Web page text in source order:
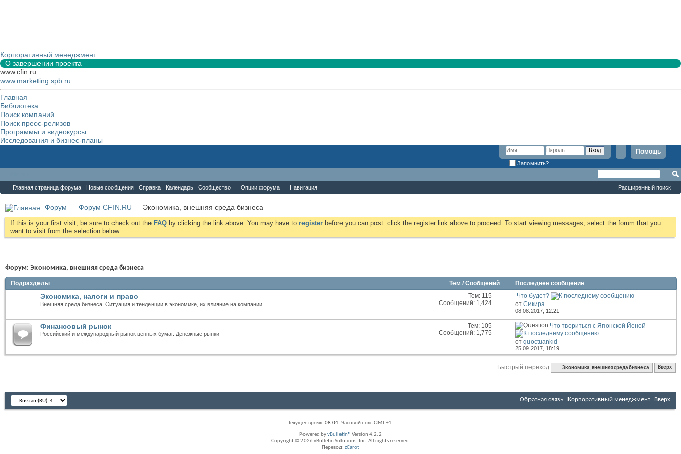
Корпоративный менеджмент
О завершении проекта
www.cfin.ru
www.marketing.spb.ru
Главная
Библиотека
Поиск компаний
Поиск пресс-релизов
Программы и видеокурсы
Исследования и бизнес-планы
Помощь
Запомнить?
Главная страница форума Новые сообщения Справка Календарь Сообщество Опции форума Навигация Расширенный поиск
Форум Форум CFIN.RU Экономика, внешняя среда бизнеса
If this is your first visit, be sure to check out the FAQ by clicking the link above. You may have to register before you can post: click the register link above to proceed. To start viewing messages, select the forum that you
want to visit from the selection below.
Форум: Экономика, внешняя среда бизнеса
Подразделы Тем / Сообщений Последнее сообщение
Экономика, налоги и право
Внешняя среда бизнеса. Ситуация и тенденции в экономике, их влияние на компании
Тем: 115
Сообщений: 1,424
Что будет?
отСикира
08.08.2017, 12:21
Финансовый рынок
Российский и международный рынок ценных бумаг. Денежные рынки
раздела
Тем: 105
Сообщений: 1,775
Что твориться с Японской Йеной
отquoctuankid
25.09.2017, 18:19
Быстрый переход Экономика, внешняя среда бизнеса Вверх
Обратная связь Корпоративный менеджмент Вверх
Текущее время: 08:04. Часовой пояс GMT +4.
Powered byvBulletin® Version 4.2.2
Copyright © 2026 vBulletin Solutions, Inc. All rights reserved.
Перевод: zCarot